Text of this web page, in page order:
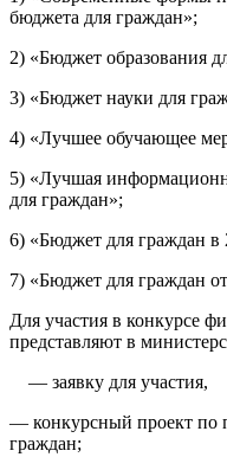
бюджета для граждан»;
2) «Бюджет образования
3) «Бюджет науки для
4) «Лучшее обучающее
5) «Лучшая
для граждан»;
6) «Бюджет для граждан
7) «Бюджет для граждан
Для участия в конкурсе
представляют в
— заявку для участия,
— конкурсный проект по
граждан;